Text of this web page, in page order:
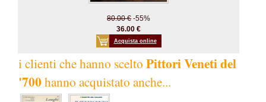
80.00 € -55%
36.00 €
Acquista online
i clienti che hanno scelto Pittori Veneti del
'700hanno acquistato anche...